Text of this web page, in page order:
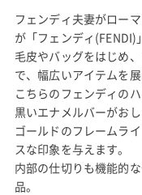
フェンディ夫妻がロー
が「フェンディ(FENDI)
毛皮やバッグをはじめ
で、幅広いアイテムを展
こちらのフェンディの
黒いエナメルバーがおし
ゴールドのフレームラ
スな印象を与えます。
内部の仕切りも機能的
品。